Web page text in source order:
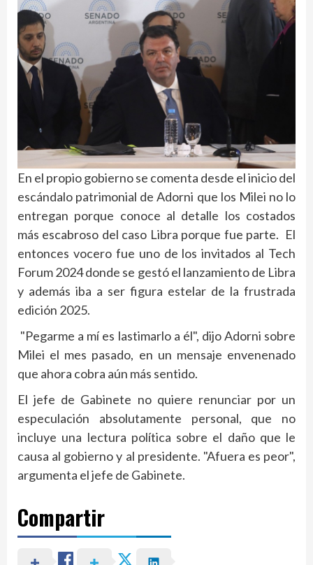
En el propio gobierno se comenta desde el inicio del
escándalo patrimonial de Adorni que los Milei no lo
entregan porque conoce al detalle los costados
más escabroso del caso Libra porque fue parte. El
entonces vocero fue uno de los invitados al Tech
Forum 2024 donde se gestó el lanzamiento de Libra
y además iba a ser figura estelar de la frustrada
edición 2025.
"Pegarme a mí es lastimarlo a él", dijo Adorni sobre
Milei el mes pasado, en un mensaje envenenado
que ahora cobra aún más sentido.
El jefe de Gabinete no quiere renunciar por un
especulación absolutamente personal, que no
incluye una lectura política sobre el daño que le
causa al gobierno y al presidente. "Afuera es peor",
argumenta el jefe de Gabinete.
Compartir